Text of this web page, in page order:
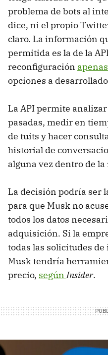
problema de bots al
dice, ni el propio
claro. La información
permitida es la de la
reconfiguración
opciones a
La API permite
pasadas, medir en
de tuits y hacer
historial de
alguna vez dentro de la
La decisión podría ser
para que Musk no
todos los datos
adquisición. Si la
todas las solicitudes
Musk tendría
precio, segúnInsider.